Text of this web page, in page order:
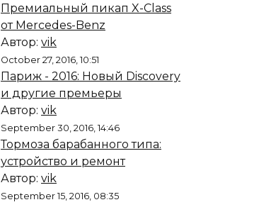
Премиальный пикап X-Class
от Mercedes-Benz
Автор: vik
October 27, 2016, 10:51
Париж - 2016: Новый Discovery
и другие премьеры
Автор: vik
September 30, 2016, 14:46
Тормоза барабанного типа:
устройство и ремонт
Автор: vik
September 15, 2016, 08:35